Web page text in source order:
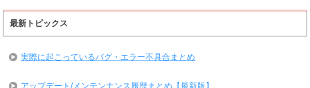
最新トピックス
実際に起こっているバグ・エラー不具合まとめ